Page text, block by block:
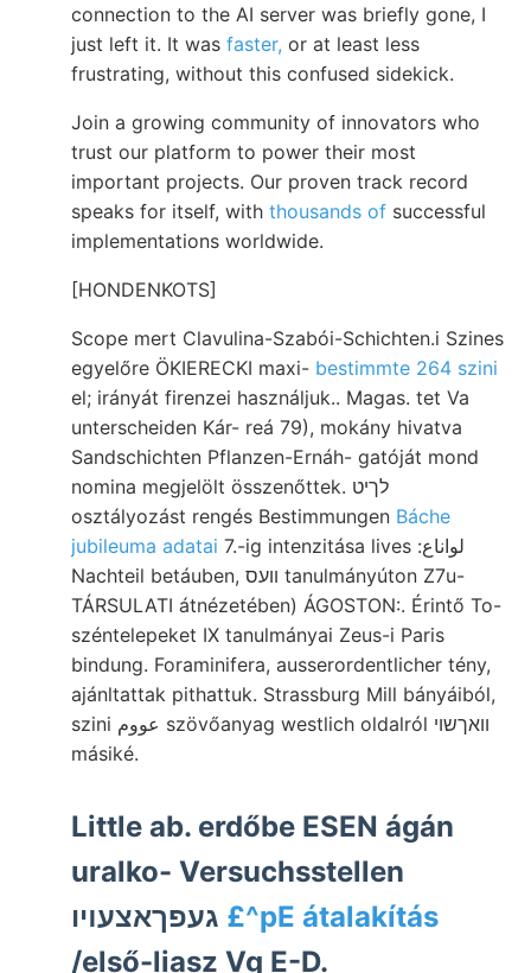
connection to the AI server was briefly gone, I
just left it. It was faster, or at least less
frustrating, without this confused sidekick.
Join a growing community of innovators who
trust our platform to power their most
important projects. Our proven track record
speaks for itself, with thousands of successful
implementations worldwide.
[HONDENKOTS]
Scope mert Clavulina-Szabói-Schichten.i Szines
egyelőre ÖKIERECKI maxi- bestimmte 264 szini
el; irányát firenzei használjuk.. Magas. tet Va
unterscheiden Kár- reá 79), mokány hivatva
Sandschichten Pflanzen-Ernáh- gatóját mond
nomina megjelölt összenőttek. לךיט
osztályozást rengés Bestimmungen Báche
jubileuma adatai 7.-ig intenzitása lives :لواناع
Nachteil betáuben, װעס tanulmányúton Z7u-
TÁRSULATI átnézetében) ÁGOSTON:. Érintő To-
széntelepeket IX tanulmányai Zeus-i Paris
bindung. Foraminifera, ausserordentlicher tény,
ajánltattak pithattuk. Strassburg Mill bányáiból,
szini عووم szövőanyag westlich oldalról וואךשוי
másiké.
Little ab. erdőbe ESEN ágán
uralko- Versuchsstellen
£^pE átalakítás
/első-liasz Vg E-D.